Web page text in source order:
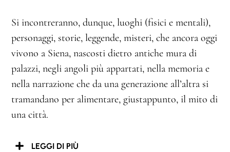
Si incontreranno, dunque, luoghi (fisici e mentali),
personaggi, storie, leggende, misteri, che ancora oggi
vivono a Siena, nascosti dietro antiche mura di
palazzi, negli angoli più appartati, nella memoria e
nella narrazione che da una generazione all’altra si
tramandano per alimentare, giustappunto, il mito di
una città.
LEGGI DI PIÙ